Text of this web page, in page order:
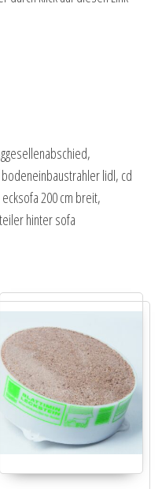
lidl, cd
200 cm breit,
hinter sofa